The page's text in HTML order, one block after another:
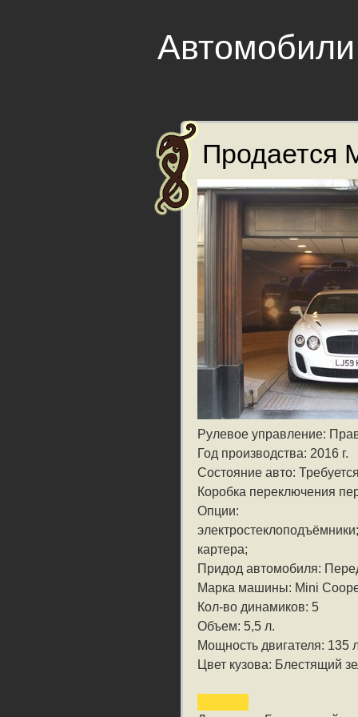
Автомобили
Продается
Рулевое управление:
Год производства: 2016 г.
Состояние авто:
Коробка переключения
Опции:
картера;
Придод автомобиля:
Марка машины: Mini
Кол-во динамиков: 5
Объем: 5,5 л.
Мощность двигателя: 135
Цвет кузова: Блестящий